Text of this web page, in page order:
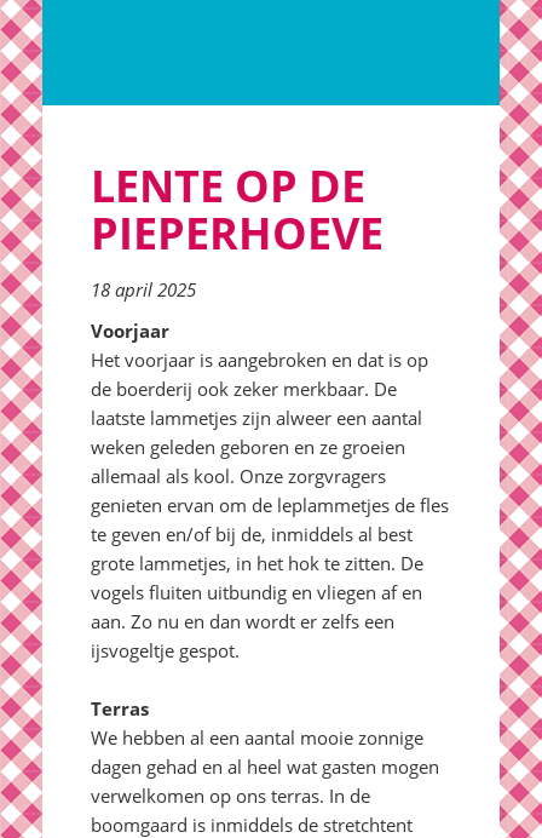
LENTE OP DE
PIEPERHOEVE
18 april 2025
Voorjaar
Het voorjaar is aangebroken en dat is op
de boerderij ook zeker merkbaar. De
laatste lammetjes zijn alweer een aantal
weken geleden geboren en ze groeien
allemaal als kool. Onze zorgvragers
genieten ervan om de leplammetjes de fles
te geven en/of bij de, inmiddels al best
grote lammetjes, in het hok te zitten. De
vogels fluiten uitbundig en vliegen af en
aan. Zo nu en dan wordt er zelfs een
ijsvogeltje gespot.
Terras
We hebben al een aantal mooie zonnige
dagen gehad en al heel wat gasten mogen
verwelkomen op ons terras. In de
boomgaard is inmiddels de stretchtent